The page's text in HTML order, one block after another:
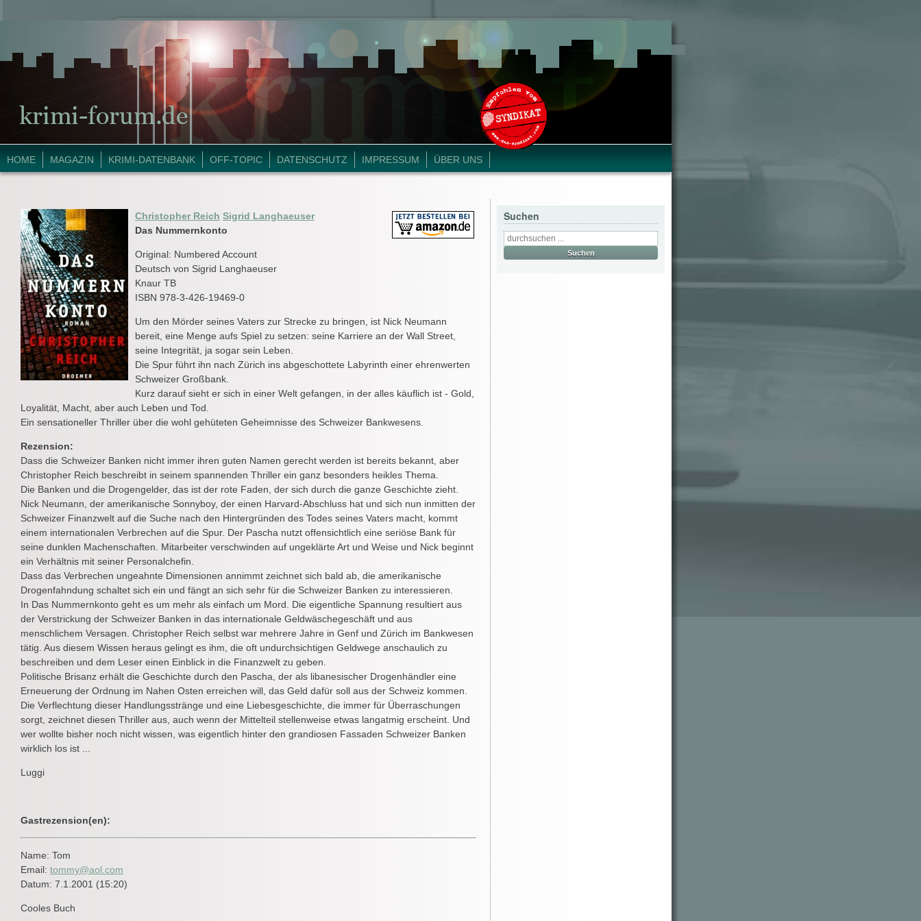
HOME MAGAZIN KRIMI-DATENBANK OFF-TOPIC DATENSCHUTZ IMPRESSUM ÜBER UNS
Christopher Reich Sigrid Langhaeuser
Das Nummernkonto
Original: Numbered Account
Deutsch von Sigrid Langhaeuser
Knaur TB
ISBN 978-3-426-19469-0
Um den Mörder seines Vaters zur Strecke zu bringen, ist Nick Neumann
bereit, eine Menge aufs Spiel zu setzen: seine Karriere an der Wall Street,
seine Integrität, ja sogar sein Leben.
Die Spur führt ihn nach Zürich ins abgeschottete Labyrinth einer ehrenwerten
Schweizer Großbank.
Kurz darauf sieht er sich in einer Welt gefangen, in der alles käuflich ist - Gold,
Loyalität, Macht, aber auch Leben und Tod.
Ein sensationeller Thriller über die wohl gehüteten Geheimnisse des Schweizer Bankwesens.
Rezension:
Dass die Schweizer Banken nicht immer ihren guten Namen gerecht werden ist bereits bekannt, aber
Christopher Reich beschreibt in seinem spannenden Thriller ein ganz besonders heikles Thema.
Die Banken und die Drogengelder, das ist der rote Faden, der sich durch die ganze Geschichte zieht.
Nick Neumann, der amerikanische Sonnyboy, der einen Harvard-Abschluss hat und sich nun inmitten der
Schweizer Finanzwelt auf die Suche nach den Hintergründen des Todes seines Vaters macht, kommt
einem internationalen Verbrechen auf die Spur. Der Pascha nutzt offensichtlich eine seriöse Bank für
seine dunklen Machenschaften. Mitarbeiter verschwinden auf ungeklärte Art und Weise und Nick beginnt
ein Verhältnis mit seiner Personalchefin.
Dass das Verbrechen ungeahnte Dimensionen annimmt zeichnet sich bald ab, die amerikanische
Drogenfahndung schaltet sich ein und fängt an sich sehr für die Schweizer Banken zu interessieren.
In Das Nummernkonto geht es um mehr als einfach um Mord. Die eigentliche Spannung resultiert aus
der Verstrickung der Schweizer Banken in das internationale Geldwäschegeschäft und aus
menschlichem Versagen. Christopher Reich selbst war mehrere Jahre in Genf und Zürich im Bankwesen
tätig. Aus diesem Wissen heraus gelingt es ihm, die oft undurchsichtigen Geldwege anschaulich zu
beschreiben und dem Leser einen Einblick in die Finanzwelt zu geben.
Politische Brisanz erhält die Geschichte durch den Pascha, der als libanesischer Drogenhändler eine
Erneuerung der Ordnung im Nahen Osten erreichen will, das Geld dafür soll aus der Schweiz kommen.
Die Verflechtung dieser Handlungsstränge und eine Liebesgeschichte, die immer für Überraschungen
sorgt, zeichnet diesen Thriller aus, auch wenn der Mittelteil stellenweise etwas langatmig erscheint. Und
wer wollte bisher noch nicht wissen, was eigentlich hinter den grandiosen Fassaden Schweizer Banken
wirklich los ist ...
Luggi
Gastrezension(en):
Name: Tom
Email: tommy@aol.com
Datum: 7.1.2001 (15:20)
Cooles Buch
Suchen